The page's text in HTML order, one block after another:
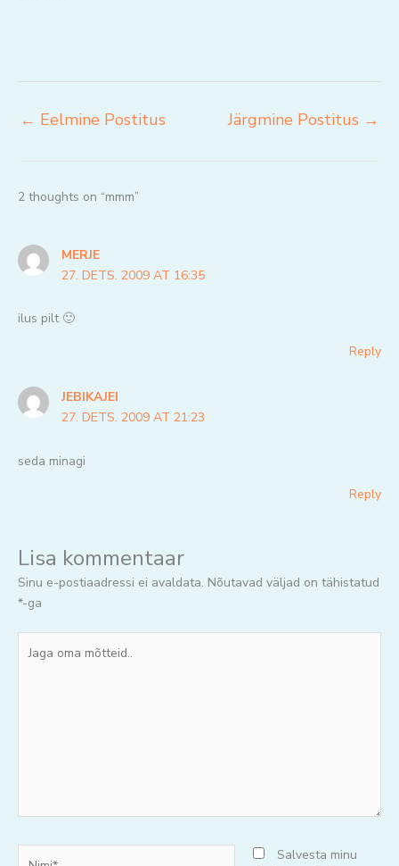
← Eelmine Postitus Järgmine Postitus →
2 thoughts on “mmm”
MERJE
27. DETS. 2009 AT 16:35
ilus pilt 🙂
Reply
JEBIKAJEI
27. DETS. 2009 AT 21:23
seda minagi
Reply
Lisa kommentaar
Sinu e-postiaadressi ei avaldata. Nõutavad väljad on tähistatud
*-ga
oma
Salvesta minu